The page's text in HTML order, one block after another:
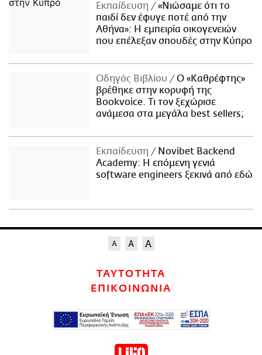
Εκπαίδευση
«Νιώσαμε ότι το
παιδί δεν έφυγε ποτέ από την
Αθήνα»: Η εμπειρία οικογενειών
που επέλεξαν σπουδές στην Κύπρο
Οδηγός Βιβλίου
Ο «Καθρέφτης»
βρέθηκε στην κορυφή της
Bookvoice. Τι τον ξεχώρισε
ανάμεσα στα μεγάλα best sellers;
Εκπαίδευση
Novibet Backend
Academy: Η επόμενη γενιά
software engineers ξεκινά από εδώ
ΤΑΥΤΟΤΗΤΑ
ΕΠΙΚΟΙΝΩΝΙΑ